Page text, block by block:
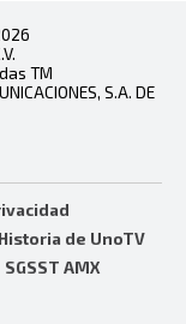
TM
S.A. DE
Historia de UnoTV
SGSST AMX